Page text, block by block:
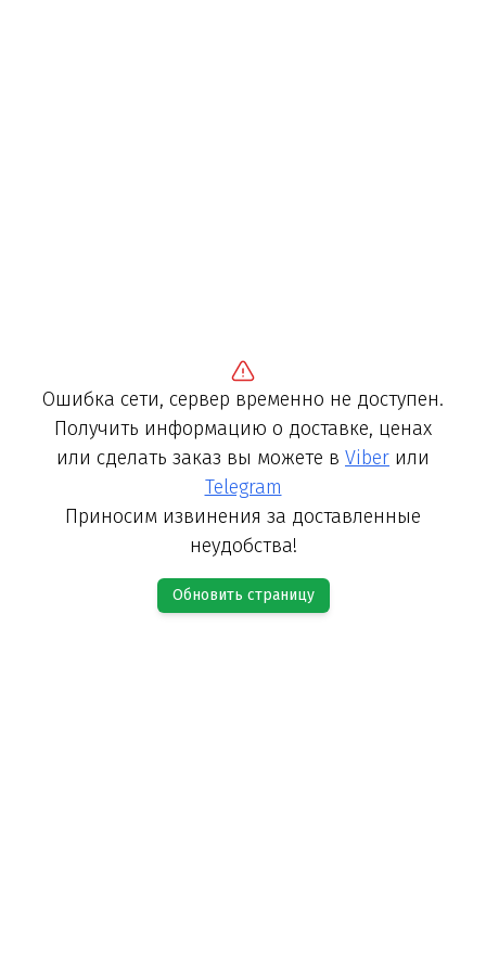
Ошибка сети, сервер временно не доступен.
Получить информацию о доставке, ценах
или сделать заказ вы можете в Viber или
Telegram
Приносим извинения за доставленные
неудобства!
Обновить страницу